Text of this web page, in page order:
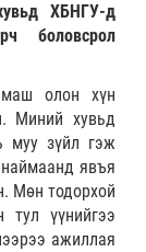
ХБНГУ-д
боловсрол
олон хүн
Миний хувьд
муу зүйл гэж
явъя
Мөн тодорхой
тул үүнийгээ
ажиллая